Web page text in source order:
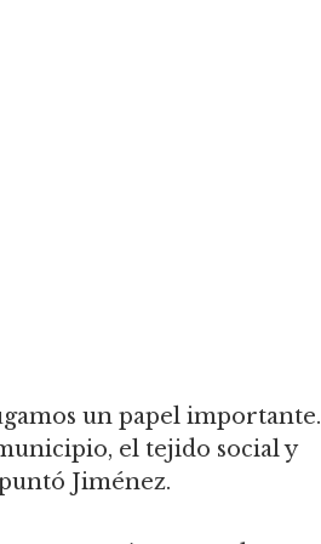
un papel importante.
el tejido social y
Jiménez.